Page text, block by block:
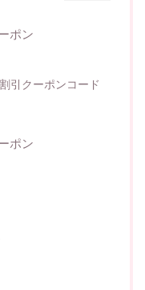
ポン
引クーポンコード
ポン